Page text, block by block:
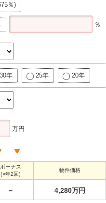
％)
％
30年 25年 20年
万円
ボーナス
(×年2回)
物件価格
－ 4,280万円